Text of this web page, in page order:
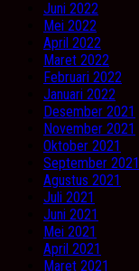
Juni 2022
Mei 2022
April 2022
Maret 2022
Februari 2022
Januari 2022
Desember 2021
November 2021
Oktober 2021
September 2021
Agustus 2021
Juli 2021
Juni 2021
Mei 2021
April 2021
Maret 2021